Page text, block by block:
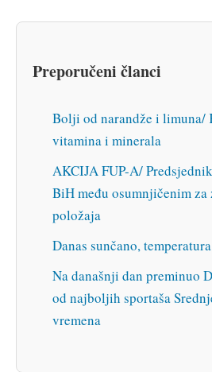
Preporučeni članci
Bolji od narandže i limuna/
vitamina i minerala
AKCIJA FUP-A/
BiH među osumnjičenim
položaja
Danas sunčano,
Na današnji dan preminuo
od najboljih sportaša
vremena